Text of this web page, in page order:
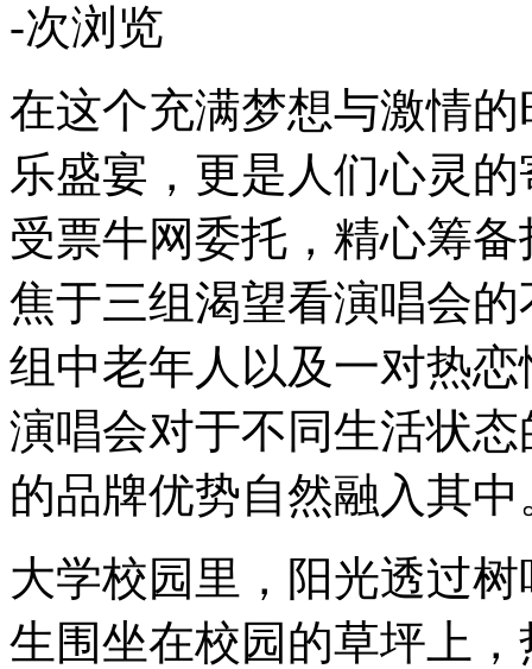
-次浏览
在这个充满梦想与激情
乐盛宴，更是人们心灵
受票牛网委托，精心筹
焦于三组渴望看演唱会
组中老年人以及一对热
演唱会对于不同生活状
的品牌优势自然融入其中
大学校园里，阳光透过
生围坐在校园的草坪上